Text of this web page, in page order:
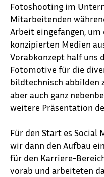
Fotoshooting im
Mitarbeitenden
Arbeit eingefangen,
konzipierten Medien
Vorabkonzept half uns
Fotomotive für die
bildtechnisch abbilden
aber auch ganz
weitere Präsentation
Für den Start es Social
wir dann den Aufbau
für den Karriere-
vorab und arbeiteten